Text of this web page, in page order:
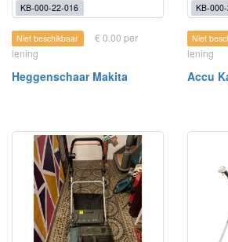
KB-000-22-016
Niet beschikbaar
€ 0.00 per
lening
Heggenschaar Makita
KB-
Niet
lening
Accu